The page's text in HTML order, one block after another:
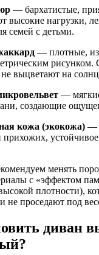
— бархатистые,
высокие нагрузки,
семей с детьми.
— плотные,
рисунком.
выцветают на
—
создающие
кожа (экокожа) —
прихожих,
менять
с «эффектом
плотности),
не проседают под
диван